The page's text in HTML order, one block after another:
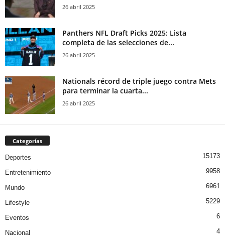
26 abril 2025
Panthers NFL Draft Picks 2025: Lista
completa de las selecciones de...
26 abril 2025
Nationals récord de triple juego contra Mets
para terminar la cuarta...
26 abril 2025
Categorías
Deportes 15173
Entretenimiento 9958
Mundo 6961
Lifestyle 5229
Eventos 6
Nacional 4